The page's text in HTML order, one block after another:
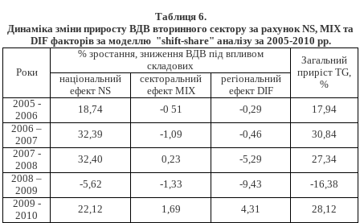
Таблиця 6.
Динаміка зміни приросту ВДВ вторинного сектору за рахунок NS, MIX та
DIF факторів за моделлю "shift-share" аналізу за 2005-2010 рр.
Роки
% зростання, зниження ВДВ під впливом
складових
Загальний
приріст TG,
%
національний
ефект NS
секторальний
ефект MIX
регіональний
ефект DIF
2005 -
2006
18,74 -0 51 -0,29
17,94
2006 –
2007
32,39 -1,09 -0,46
30,84
2007 -
2008
32,40 0,23 -5,29
27,34
2008 –
2009
-5,62 -1,33 -9,43
-16,38
2009 -
2010
22,12 1,69 4,31 28,12